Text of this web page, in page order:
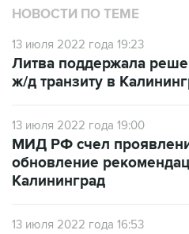
НОВОСТИ ПО ТЕМЕ
13 июля 2022 года 19:23
Литва поддержала
ж/д транзиту в
13 июля 2022 года 19:00
МИД РФ счел
обновление
Калининград
13 июля 2022 года 16:53